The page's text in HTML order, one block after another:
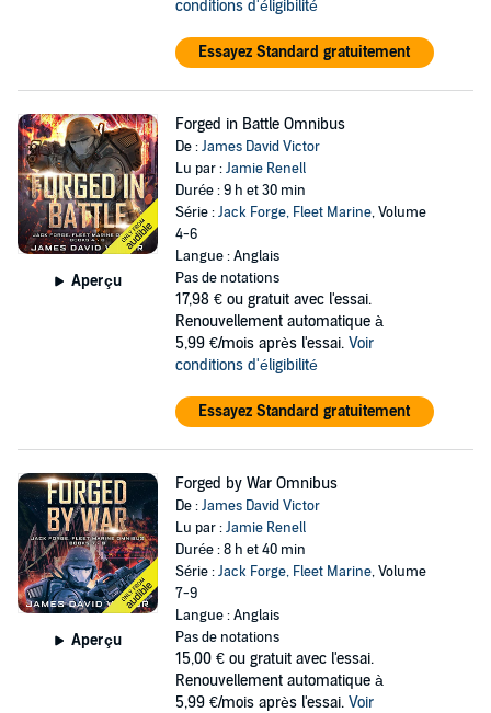
conditions d'éligibilité
Essayez Standard gratuitement
Aperçu
Forged in Battle Omnibus
De :James David Victor
Lu par :Jamie Renell
Durée : 9 h et 30 min
Série :Jack Forge, Fleet Marine, Volume
4-6
Langue : Anglais
Pas de notations
17,98 € ou gratuit avec l'essai.
Renouvellement automatique à
5,99 €/mois après l'essai. Voir
conditions d'éligibilité
Essayez Standard gratuitement
Aperçu
Forged by War Omnibus
De :James David Victor
Lu par :Jamie Renell
Durée : 8 h et 40 min
Série :Jack Forge, Fleet Marine, Volume
7-9
Langue : Anglais
Pas de notations
15,00 € ou gratuit avec l'essai.
Renouvellement automatique à
5,99 €/mois après l'essai. Voir